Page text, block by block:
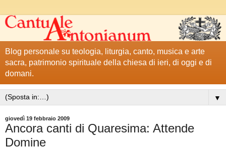
Blog personale su teologia, liturgia, canto, musica e arte
sacra, patrimonio spirituale della chiesa di ieri, di oggi e di
domani.
▼
giovedì 19 febbraio 2009
Ancora canti di Quaresima: Attende
Domine